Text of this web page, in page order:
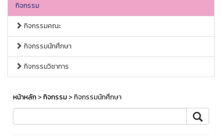
กิจกรรม
กิจกรรมคณะ
กิจกรรมนักศึกษา
กิจกรรมวิชาการ
หน้าหลัก>กิจกรรม> กิจกรรมนักศึกษา